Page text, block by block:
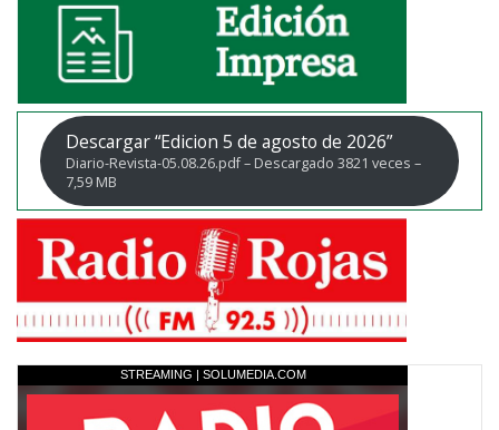
Descargar “Edicion 5 de agosto de 2026”
Diario-Revista-05.08.26.pdf – Descargado 3821 veces –
7,59 MB